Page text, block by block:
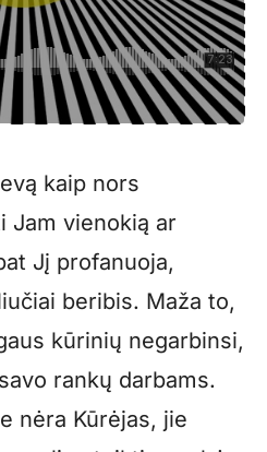
kaip nors
Jam vienokią ar
Jį profanuoja,
beribis. Maža to,
kūrinių negarbinsi,
rankų darbams.
nėra Kūrėjas, jie